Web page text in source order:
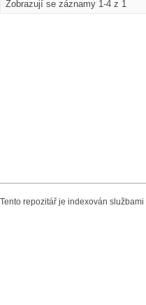
Zobrazují se záznamy 1-4 z 1
Tento repozitář je indexován